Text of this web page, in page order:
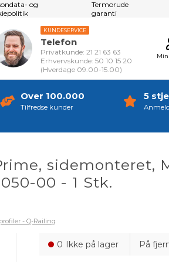
og
Termorude
garanti
KUNDESERVICE
Telefon
Privatkunde: 21 21 63 63
Erhvervskunde: 50 10 15 20
(Hverdage 09.00-15.00)
Over 100.000
Tilfredse kunder
5
sidemonteret,
00 - 1 Stk.
- Q-Railing
0 Ikke på lager På